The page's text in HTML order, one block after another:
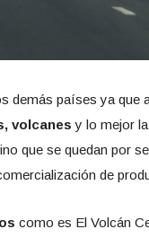
demás países ya que
volcanes y lo mejor la
que se quedan por
de
como es El Volcán